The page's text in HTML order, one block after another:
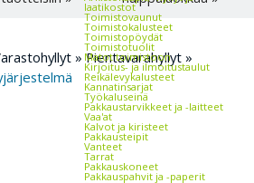
laatikostot
Toimistovaunut
Toimistokalusteet
Toimistopöydät
Toimistotuolit
Matot toimistoon
Kirjoitus- ja ilmoitustaulut
Reikälevykalusteet
Kannatinsarjat
Työkaluseinä
Pakkaustarvikkeet ja -laitteet
Vaa'at
Kalvot ja kiristeet
Pakkausteipit
Vanteet
Tarrat
Pakkauskoneet
Pakkauspahvit ja -paperit
»Pientavarahyllyt »